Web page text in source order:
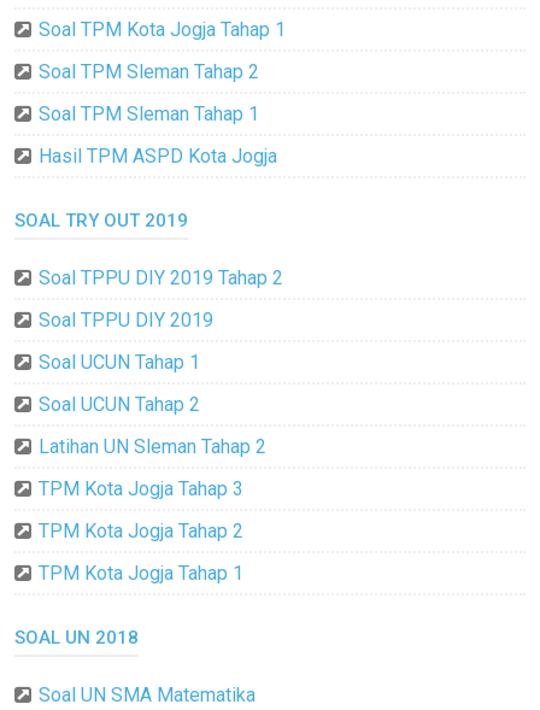
Soal TPM Kota Jogja Tahap 1
Soal TPM Sleman Tahap 2
Soal TPM Sleman Tahap 1
Hasil TPM ASPD Kota Jogja
SOAL TRY OUT 2019
Soal TPPU DIY 2019 Tahap 2
Soal TPPU DIY 2019
Soal UCUN Tahap 1
Soal UCUN Tahap 2
Latihan UN Sleman Tahap 2
TPM Kota Jogja Tahap 3
TPM Kota Jogja Tahap 2
TPM Kota Jogja Tahap 1
SOAL UN 2018
Soal UN SMA Matematika